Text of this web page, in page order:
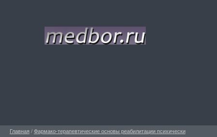
Главная /Фармако-терапевтические основы реабилитации психически